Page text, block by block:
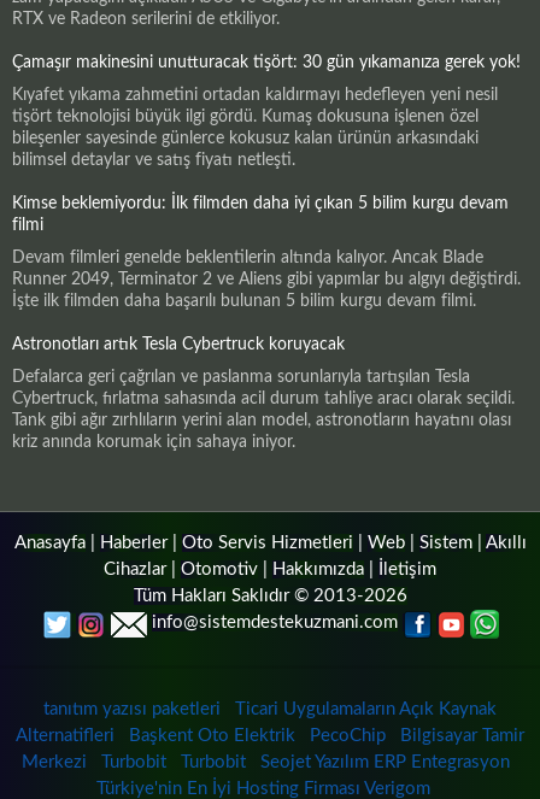
RTX ve Radeon serilerini de etkiliyor.
Çamaşır makinesini unutturacak tişört: 30 gün yıkamanıza gerek yok!
Kıyafet yıkama zahmetini ortadan kaldırmayı hedefleyen yeni nesil
tişört teknolojisi büyük ilgi gördü. Kumaş dokusuna işlenen özel
bileşenler sayesinde günlerce kokusuz kalan ürünün arkasındaki
bilimsel detaylar ve satış fiyatı netleşti.
Kimse beklemiyordu: İlk filmden daha iyi çıkan 5 bilim kurgu devam
filmi
Devam filmleri genelde beklentilerin altında kalıyor. Ancak Blade
Runner 2049, Terminator 2 ve Aliens gibi yapımlar bu algıyı değiştirdi.
İşte ilk filmden daha başarılı bulunan 5 bilim kurgu devam filmi.
Astronotları artık Tesla Cybertruck koruyacak
Defalarca geri çağrılan ve paslanma sorunlarıyla tartışılan Tesla
Cybertruck, fırlatma sahasında acil durum tahliye aracı olarak seçildi.
Tank gibi ağır zırhlıların yerini alan model, astronotların hayatını olası
kriz anında korumak için sahaya iniyor.
Anasayfa| Haberler| Oto Servis Hizmetleri Web| Sistem| Akıllı
Cihazlar| Otomotiv Hakkımızda
İletişim
Tüm Hakları Saklıdır © 2013-2026
info@sistemdestekuzmani.com
tanıtım yazısı paketleri
Ticari Uygulamaların Açık Kaynak
Alternatifleri
Başkent Oto Elektrik PecoChip
Bilgisayar Tamir
Merkezi
Turbobit Turbobit
Seojet Yazılım ERP Entegrasyon
Türkiye'nin En İyi Hosting Firması Verigom